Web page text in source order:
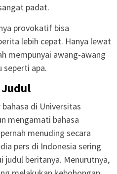
padat.
provokatif bisa
lebih cepat. Hanya lewat
mempunyai awang-awang
seperti apa.
di Universitas
mengamati bahasa
menuding secara
pers di Indonesia sering
judul beritanya. Menurutnya,